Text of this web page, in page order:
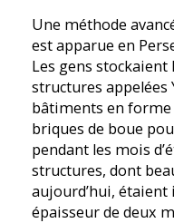
Une méthode
est apparue en
Les gens
structures appelées
bâtiments en
briques de boue
pendant les mois
structures, dont
aujourd’hui, étaient
épaisseur de deux